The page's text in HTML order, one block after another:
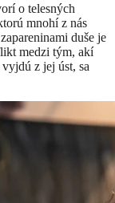
o telesných
mnohí z nás
duše je
medzi tým, akí
z jej úst, sa